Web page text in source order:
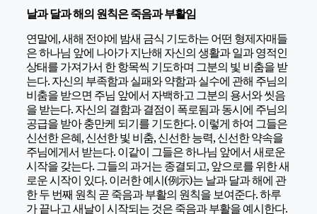
날과 달과 해의 원칙은 죽음과 부활임
연말에, 새해 전야에 밤새 금식 기도하는 어떤 형제자매들
은 하나님 앞에 나아가 지난해 자신의 생활과 일과 영적인
상태를 가져가서 한 항목씩 기도하며 그분의 빛 비춤을 받
는다. 자신의 부족함과 실패와 약함과 실수에 관해 주님의
비춤을 받으면 주님 앞에서 자백하고 그분의 용서와 씻음
을 받는다. 자신의 결함과 결점이 폭로됨과 동시에 주님의
공급을 받아 충만케 되기를 기도한다. 이렇게 하여 그들은
신선한 은혜, 신선한 빛 비춤, 신선한 능력, 신선한 약속을
주님에게서 받는다. 이같이 그들은 하나님 앞에서 새로운
시작을 갖는다. 그들의 과거는 종결되고, 앞으로를 위한 새
로운 시작이 있다. 이러한 예시(例示)는 날과 달과 해에 관
한 두 번째 원칙 곧 죽음과 부활의 원칙을 보여준다. 하루
가 끝나고 새날이 시작되는 것은 죽음과 부활을 예시한다.